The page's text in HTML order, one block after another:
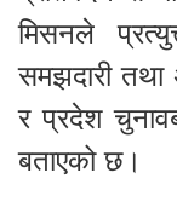
मिसनले
समझदारी तथा
र प्रदेश
बताएको छ।